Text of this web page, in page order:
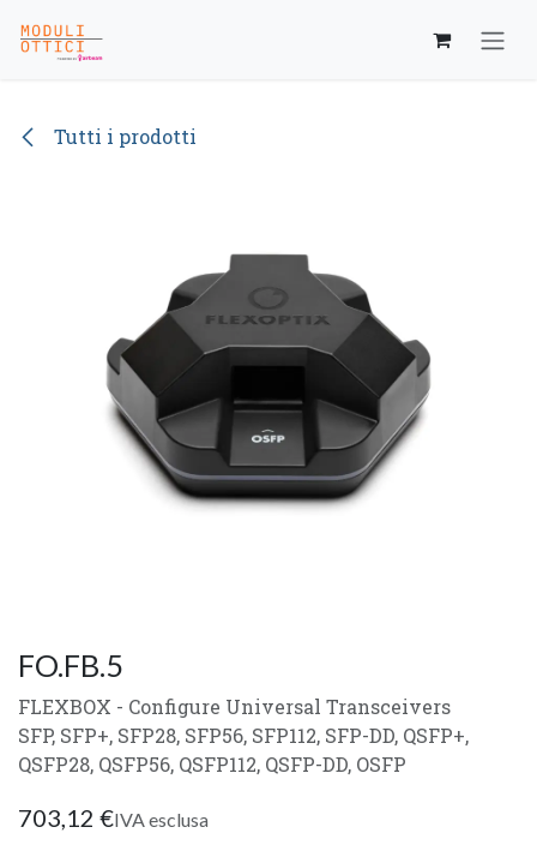
Tutti i prodotti
FO.FB.5
FLEXBOX - Configure Universal Transceivers
SFP, SFP+, SFP28, SFP56, SFP112, SFP-DD, QSFP+,
QSFP28, QSFP56, QSFP112, QSFP-DD, OSFP
703,12 €IVA esclusa